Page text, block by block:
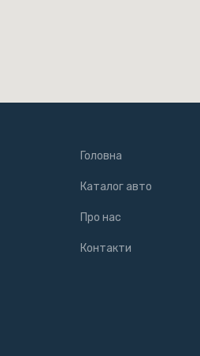
Головна
Каталог авто
Про нас
Контакти